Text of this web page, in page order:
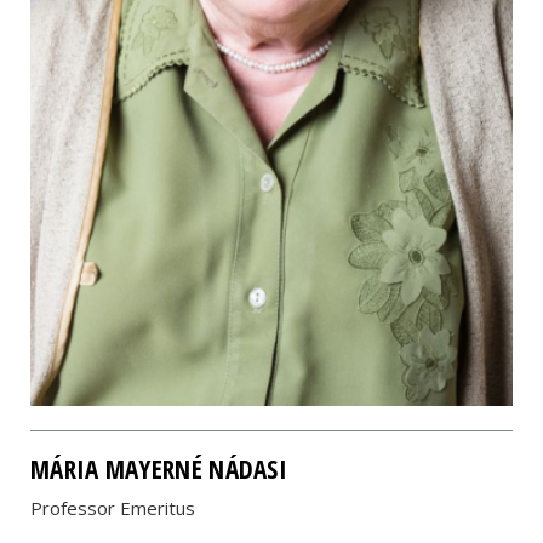
MÁRIA MAYERNÉ NÁDASI
Professor Emeritus